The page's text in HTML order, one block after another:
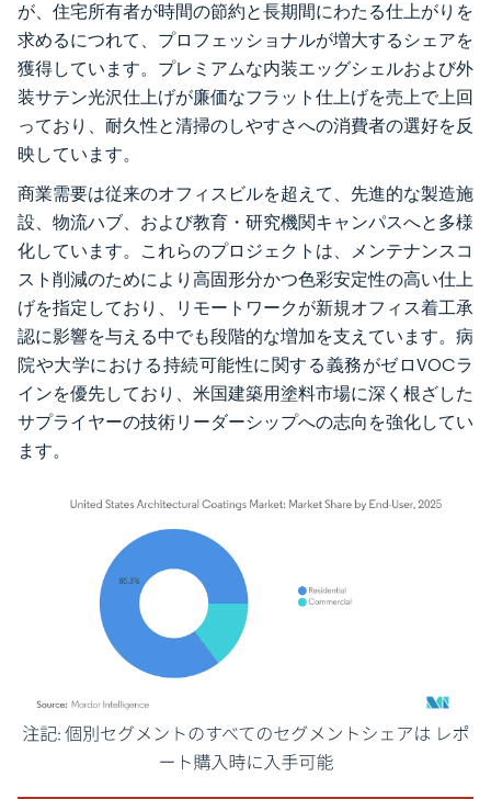
が、住宅所有者が時間の節約と長期間にわたる仕上がりを
求めるにつれて、プロフェッショナルが増大するシェアを
獲得しています。プレミアムな内装エッグシェルおよび外
装サテン光沢仕上げが廉価なフラット仕上げを売上で上回
っており、耐久性と清掃のしやすさへの消費者の選好を反
映しています。
商業需要は従来のオフィスビルを超えて、先進的な製造施
設、物流ハブ、および教育・研究機関キャンパスへと多様
化しています。これらのプロジェクトは、メンテナンスコ
スト削減のためにより高固形分かつ色彩安定性の高い仕上
げを指定しており、リモートワークが新規オフィス着工承
認に影響を与える中でも段階的な増加を支えています。病
院や大学における持続可能性に関する義務がゼロVOCラ
インを優先しており、米国建築用塗料市場に深く根ざした
サプライヤーの技術リーダーシップへの志向を強化してい
ます。
画像 © Mordor Intelligence。再利用にはCC BY 4.0の表示が必要です。